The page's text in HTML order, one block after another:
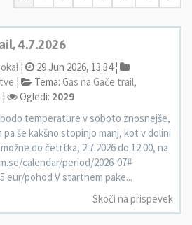
4.7.2026
¦
29 Jun 2026, 13:34 ¦
¦ Tema: Gas na Gače trail,
¦ Ogledi: 2029
temperature v soboto znosnejše,
pa še kakšno stopinjo manj, kot v dolini
do četrtka, 2.7.2026 do 12.00, na
calendar/period/2026-07#
eur/pohod V startnem pake...
Skoči na prispevek